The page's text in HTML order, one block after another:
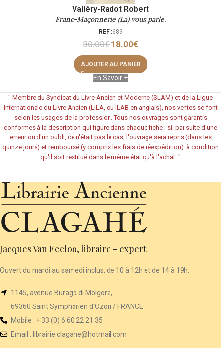
Valléry-Radot Robert
Franc-Maçonnerie (La) vous parle.
REF :689
30.00€18.00€
AJOUTER AU PANIER
En Savoir +
" Membre du Syndicat du Livre Ancien et Moderne (SLAM) et de la Ligue
Internationale du Livre Ancien (LILA, ou ILAB en anglais), nos ventes se font
selon les usages de la profession. Tous nos ouvrages sont garantis
conformes à la description qui figure dans chaque fiche ; si, par suite d'une
erreur ou d'un oubli, ce n'était pas le cas, l'ouvrage sera repris (dans les
quinze jours) et remboursé (y compris les frais de réexpédition), à condition
qu'il soit restitué dans le même état qu'à l'achat. "
Jacques Van Eecloo, libraire - expert
Ouvert du mardi au samedi inclus, de 10 à 12h et de 14 à 19h.
1145, avenue Burago di Molgora,
69360 Saint Symphorien d'Ozon / FRANCE
Mobile : + 33 (0) 6 60 22 21 35
Email : librairie .clagahe@hotmail.com